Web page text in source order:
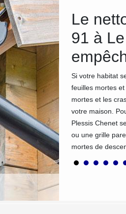
chez
des devis.
vous êtes invité à
heures après
nous, nos services
savoir en plus.
Le
91 à
Si votre habitat
feuilles mortes
mortes et les
votre maison.
Plessis Chenet
ou une grille
mortes de